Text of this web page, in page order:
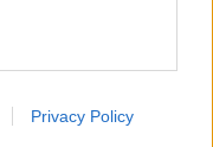
Privacy Policy